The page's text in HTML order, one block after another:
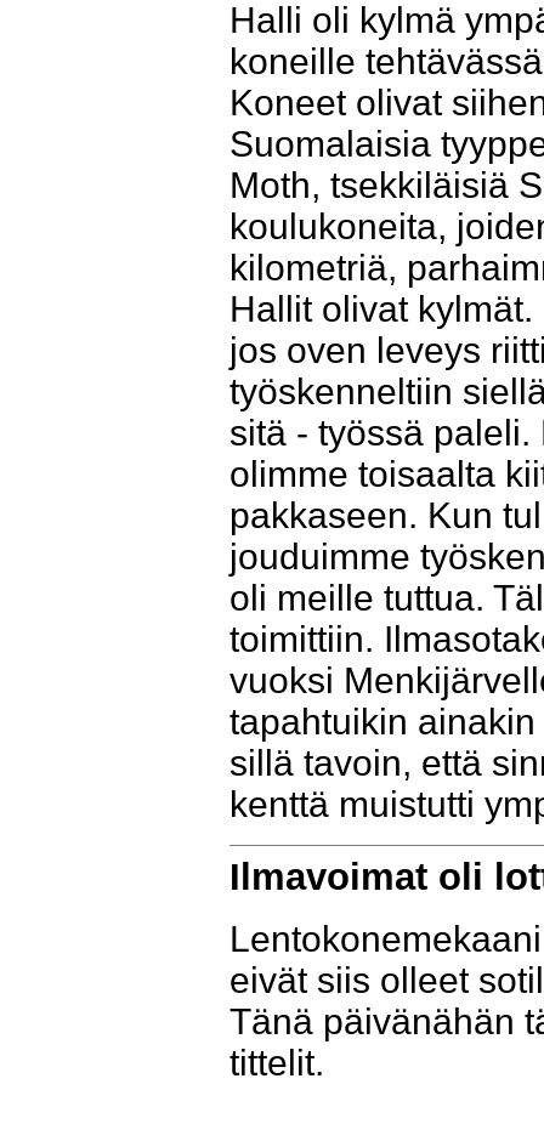
Halli oli kylmä
koneille
Koneet olivat
Suomalaisia
Moth, tsekkiläisiä
koulukoneita,
kilometriä,
Hallit olivat
jos oven leveys
työskenneltiin
sitä - työssä
olimme toisaalta
pakkaseen. Kun
jouduimme
oli meille tuttua.
toimittiin.
vuoksi
tapahtuikin
sillä tavoin, että
kenttä muistutti
Ilmavoimat oli
eivät siis olleet
Tänä päivänähän
tittelit.